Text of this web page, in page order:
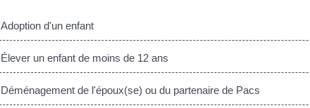
Adoption d'un enfant
Élever un enfant de moins de 12 ans
Déménagement de l'époux(se) ou du partenaire de Pacs